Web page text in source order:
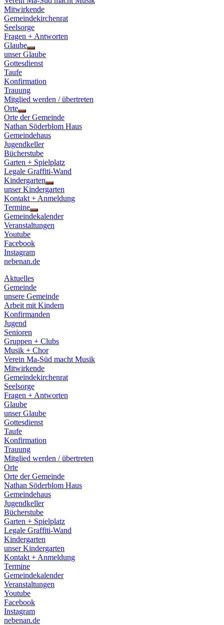
Mitwirkende
Gemeindekirchenrat
Seelsorge
Fragen + Antworten
Glaube
Show
sub
menu
unser Glaube
Gottesdienst
Taufe
Konfirmation
Trauung
Mitglied werden / übertreten
Orte
Show
sub
menu
Orte der Gemeinde
Nathan Söderblom Haus
Gemeindehaus
Jugendkeller
Bücherstube
Garten + Spielplatz
Legale Graffiti-Wand
Kindergarten
Show
sub
menu
unser Kindergarten
Kontakt + Anmeldung
Termine
Show
sub
menu
Gemeindekalender
Veranstaltungen
Youtube
Facebook
Instagram
nebenan.de
Aktuelles
Gemeinde
unsere Gemeinde
Arbeit mit Kindern
Konfirmanden
Jugend
Senioren
Gruppen + Clubs
Musik + Chor
Verein Ma-Süd macht Musik
Mitwirkende
Gemeindekirchenrat
Seelsorge
Fragen + Antworten
Glaube
unser Glaube
Gottesdienst
Taufe
Konfirmation
Trauung
Mitglied werden / übertreten
Orte
Orte der Gemeinde
Nathan Söderblom Haus
Gemeindehaus
Jugendkeller
Bücherstube
Garten + Spielplatz
Legale Graffiti-Wand
Kindergarten
unser Kindergarten
Kontakt + Anmeldung
Termine
Gemeindekalender
Veranstaltungen
Youtube
Facebook
Instagram
nebenan.de